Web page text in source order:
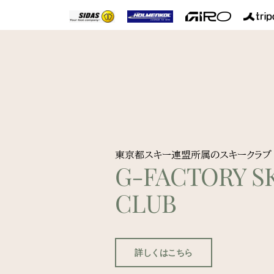
東京都スキー連盟所属のスキークラブ
G-FACTORY
CLUB
詳しくはこちら